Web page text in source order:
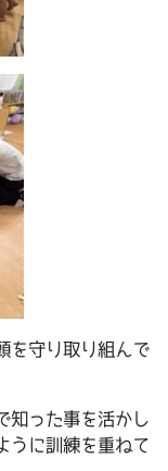
を守り取り組んで
知った事を活かし
うに訓練を重ねて